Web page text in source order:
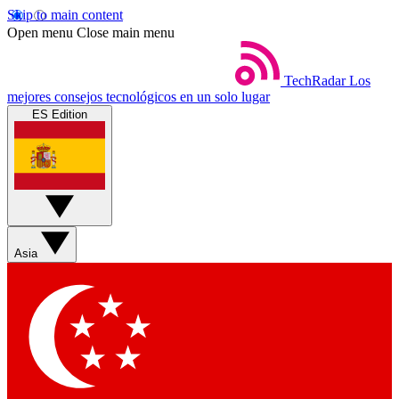
Skip to main content
Open menu Close main menu
TechRadar Los
mejores consejos tecnológicos en un solo lugar
ES Edition
Asia